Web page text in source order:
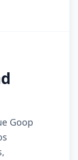
Goop